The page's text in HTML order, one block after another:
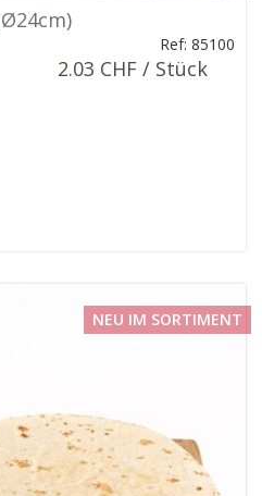
Ref: 85100
2.03 CHF / Stück
NEU IM SORTIMENT